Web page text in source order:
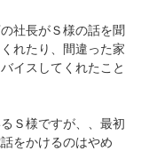
社長がＳ様の話を聞
れたり、間違った家
イスしてくれたこと
Ｓ様ですが、、最初
をかけるのはやめ